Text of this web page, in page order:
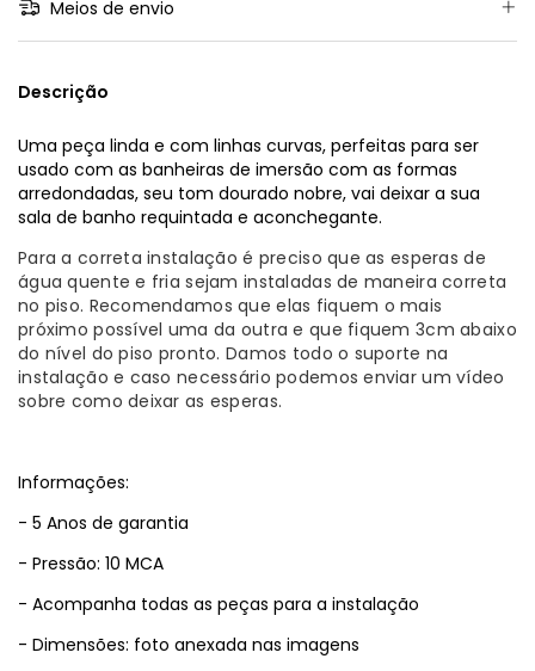
Meios de envio
Descrição
Uma peça linda e com linhas curvas, perfeitas para ser
usado com as banheiras de imersão com as formas
arredondadas, seu tom dourado nobre, vai deixar a sua
sala de banho requintada e aconchegante.
Para a correta instalação é preciso que as esperas de
água quente e fria sejam instaladas de maneira correta
no piso. Recomendamos que elas fiquem o mais
próximo possível uma da outra e que fiquem 3cm abaixo
do nível do piso pronto. Damos todo o suporte na
instalação e caso necessário podemos enviar um vídeo
sobre como deixar as esperas.
Informações:
- 5 Anos de garantia
- Pressão: 10 MCA
- Acompanha todas as peças para a instalação
- Dimensões: foto anexada nas imagens